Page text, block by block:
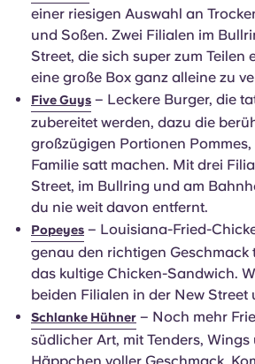
einer riesigen Auswahl an
und Soßen. Zwei Filialen im
Street, die sich super zum Teilen
eine große Box ganz alleine zu
Five Guys – Leckere Burger, die
zubereitet werden, dazu die
großzügigen Portionen
Familie satt machen. Mit drei
Street, im Bullring und am
du nie weit davon entfernt.
Popeyes – Louisiana-Fried-
genau den richtigen Geschmack
das kultige Chicken-Sandwich.
beiden Filialen in der New Street
Schlanke Hühner – Noch mehr
südlicher Art, mit Tenders,
Häppchen voller Geschmack.